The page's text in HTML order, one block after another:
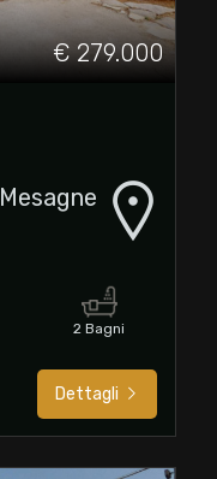
€ 279.000
Mesagne
2 Bagni
Dettagli